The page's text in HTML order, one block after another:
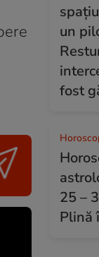
un
fost
25 –
Plină